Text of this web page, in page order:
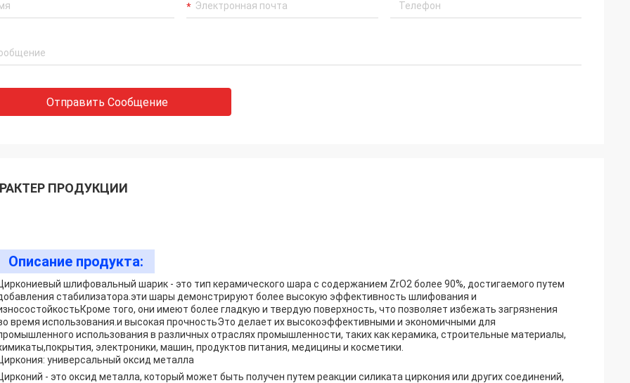
Отправить Сообщение
ПРОДУКЦИИ
Описание продукта:
шлифовальный шарик - это тип керамического шара с содержанием ZrO2 более 90%, достигаемого путем
стабилизатора.эти шары демонстрируют более высокую эффективность шлифования и
того, они имеют более гладкую и твердую поверхность, что позволяет избежать загрязнения
время использования.и высокая прочностьЭто делает их высокоэффективными и экономичными для
использования в различных отраслях промышленности, таких как керамика, строительные материалы,
электроники, машин, продуктов питания, медицины и косметики.
универсальный оксид металла
- это оксид металла, который может быть получен путем реакции силиката циркония или других соединений,